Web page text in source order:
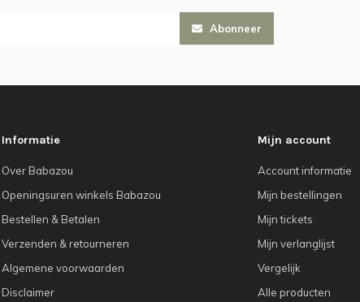
Abonneer
Informatie
Over Babazou
Openingsuren winkels Babazou
Bestellen & Betalen
Verzenden & retourneren
Algemene voorwaarden
Disclaimer
Mijn account
Account informatie
Mijn bestellingen
Mijn tickets
Mijn verlanglijst
Vergelijk
Alle producten